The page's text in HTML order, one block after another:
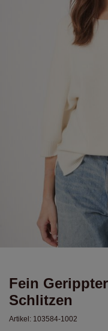
Fein
Schlitzen
Artikel: 103584-1002